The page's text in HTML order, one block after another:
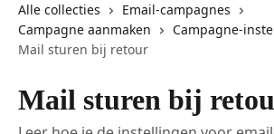
Alle collecties
Email-campagnes
Campagne aanmaken
Campagne-
Mail sturen bij retour
Mail sturen bij